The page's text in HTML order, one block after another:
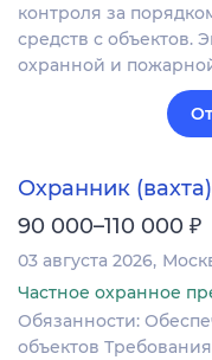
контроля за
средств с объектов.
охранной и
Охранник (вахта)
90 000–110 000 ₽
03 августа 2026
Частное охранное
Обязанности:
объектов